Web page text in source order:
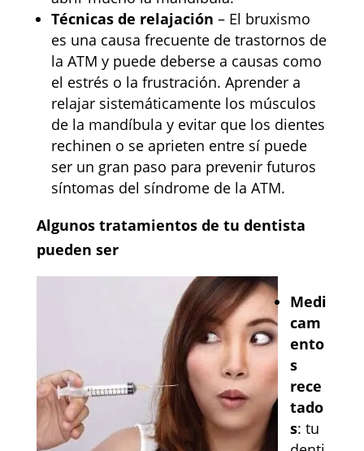
Técnicas de relajación – El bruxismo
es una causa frecuente de trastornos de
la ATM y puede deberse a causas como
el estrés o la frustración. Aprender a
relajar sistemáticamente los músculos
de la mandíbula y evitar que los dientes
rechinen o se aprieten entre sí puede
ser un gran paso para prevenir futuros
síntomas del síndrome de la ATM.
Algunos tratamientos de tu dentista
pueden ser
Medi
cam
ento
s
rece
tado
s: tu